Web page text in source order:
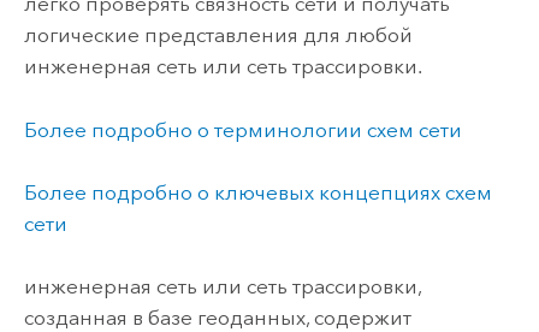
логические представления для любой
инженерная сеть или сеть трассировки.
Более подробно о терминологии схем сети
Более подробно о ключевых концепциях схем
сети
инженерная сеть или сеть трассировки,
созданная в базе геоданных, содержит